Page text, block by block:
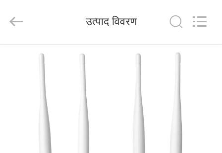
Communications
Co.,
Reserved.
उत्पाद विवरण